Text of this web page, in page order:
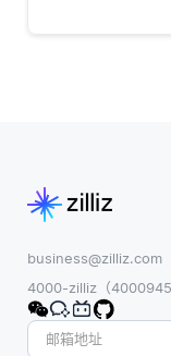
business@zilliz.com
4000-zilliz（